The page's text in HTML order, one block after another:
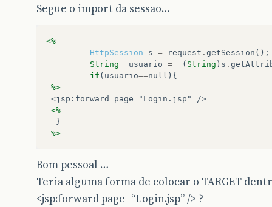
Segue o import da sessao…
<%
HttpSession
s = request . getSession ();
String
usuario = ( String ) s .
if ( usuario==null ){
%>
<jsp:forward page="Login.jsp" />
<%
}
%>
Bom pessoal …
Teria alguma forma de colocar o TARGET
<jsp:forward page=“Login.jsp” /> ?